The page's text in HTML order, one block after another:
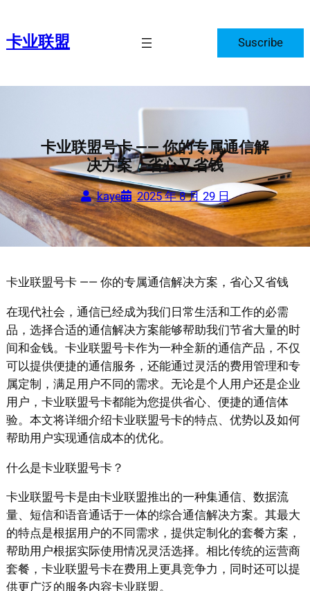
内卡业联盟 Suscribe
卡业联盟号卡 —— 你的专属通信解
决方案，省心又省钱
kaye 2025 年 8 月 29 日
卡业联盟号卡 —— 你的专属通信解决方案，省心又省钱
在现代社会，通信已经成为我们日常生活和工作的必需
品，选择合适的通信解决方案能够帮助我们节省大量的时
间和金钱。卡业联盟号卡作为一种全新的通信产品，不仅
可以提供便捷的通信服务，还能通过灵活的费用管理和专
属定制，满足用户不同的需求。无论是个人用户还是企业
用户，卡业联盟号卡都能为您提供省心、便捷的通信体
验。本文将详细介绍卡业联盟号卡的特点、优势以及如何
帮助用户实现通信成本的优化。
什么是卡业联盟号卡？
卡业联盟号卡是由卡业联盟推出的一种集通信、数据流
量、短信和语音通话于一体的综合通信解决方案。其最大
的特点是根据用户的不同需求，提供定制化的套餐方案，
帮助用户根据实际使用情况灵活选择。相比传统的运营商
套餐，卡业联盟号卡在费用上更具竞争力，同时还可以提
供更广泛的服务内容卡业联盟。